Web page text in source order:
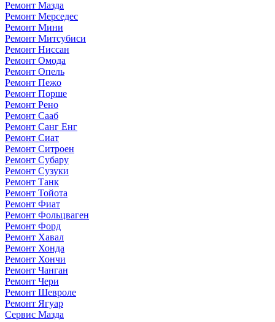
Ремонт Мазда
Ремонт Мерседес
Ремонт Мини
Ремонт Митсубиси
Ремонт Ниссан
Ремонт Омода
Ремонт Опель
Ремонт Пежо
Ремонт Порше
Ремонт Рено
Ремонт Сааб
Ремонт Санг Енг
Ремонт Сиат
Ремонт Ситроен
Ремонт Субару
Ремонт Сузуки
Ремонт Танк
Ремонт Тойота
Ремонт Фиат
Ремонт Фольцваген
Ремонт Форд
Ремонт Хавал
Ремонт Хонда
Ремонт Хончи
Ремонт Чанган
Ремонт Чери
Ремонт Шевроле
Ремонт Ягуар
Сервис Мазда